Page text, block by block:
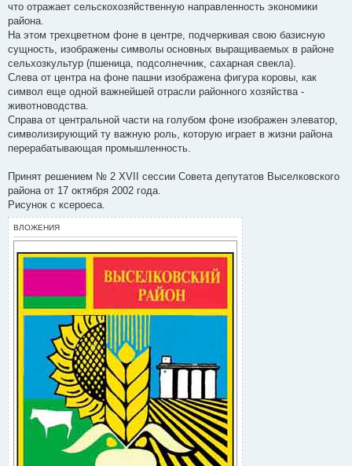
что отражает сельскохозяйственную направленность экономики
района.
На этом трехцветном фоне в центре, подчеркивая свою базисную
сущность, изображены символы основных выращиваемых в районе
сельхозкультур (пшеница, подсолнечник, сахарная свекла).
Слева от центра на фоне пашни изображена фигура коровы, как
символ еще одной важнейшей отрасли районного хозяйства -
животноводства.
Справа от центральной части на голубом фоне изображен элеватор,
символизирующий ту важную роль, которую играет в жизни района
перерабатывающая промышленность.
Принят решением № 2 ХVII сессии Совета депутатов Выселковского
района от 17 октября 2002 года.
Рисунок с ксероеса.
ВЛОЖЕНИЯ